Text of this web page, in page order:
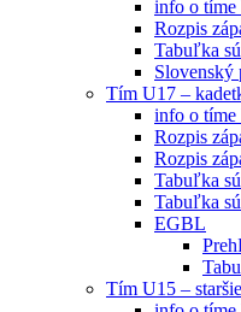
info o tíme
Rozpis
Tabuľka
Slovenský
Tím U17 –
info o tíme
Rozpis
Rozpis
Tabuľka
Tabuľka
EGBL
Tím U15 –